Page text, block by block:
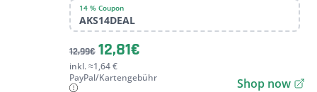
14 % Coupon
AKS14DEAL
12,99€ 12,81€
inkl. ≈1,64 €
PayPal/Kartengebühr
Shop now